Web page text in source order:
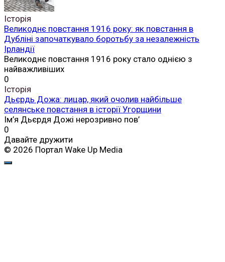
Історія
Великоднє повстання 1916 року: як повстання в
Дубліні започаткувало боротьбу за незалежність
Ірландії
Великоднє повстання 1916 року стало однією з
найважливіших
0
Історія
Дьєрдь Дожа: лицар, який очолив найбільше
селянське повстання в історії Угорщини
Ім’я Дьєрдя Дожі нерозривно пов’
0
Давайте дружити
© 2026 Портал Wake Up Media